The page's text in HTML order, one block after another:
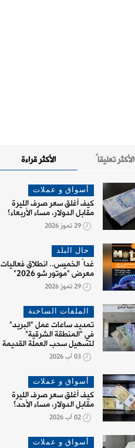
الأكثر قراءة الأكثر تعليقاً
أسواق و عملات
كيف أغلق سعر صرف الليرة
مقابل الدولار، مساء الأربعاء؟
29 تموز 2026
حال البلد
غداً الخميس.. انطلاق فعاليات
معرض "موتور شو 2026"
29 تموز 2026
الملفات الساخنة
تمديد ساعات عمل "البريد"
في "المنطقة الشرقية"
لتسهيل سحب العملة القديمة
03 آب 2026
أسواق و عملات
كيف أغلق سعر صرف الليرة
مقابل الدولار، مساء الأحد؟
02 آب 2026
أسواق و عملات